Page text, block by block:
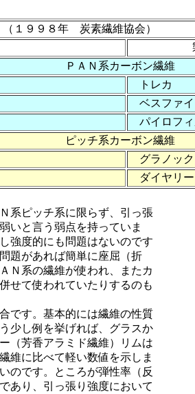
９９８年 炭素繊維協会）
ＰＡＮ系カーボン繊維
トレカ
ベスファイ
パイロフ
ピッチ系カーボン繊維
グラノック
ダイヤリー
系ピッチ系に限らず、引っ張
いと言う弱点を持っていま
強度的にも問題はないのです
題があれば簡単に座屈（折
Ｎ系の繊維が使われ、またカ
せて使われていたりするのも
です。基本的には繊維の性質
少し例を挙げれば、グラスか
（芳香アラミド繊維）リムは
維に比べて軽い数値を示しま
のです。ところが弾性率（反
あり、引っ張り強度において